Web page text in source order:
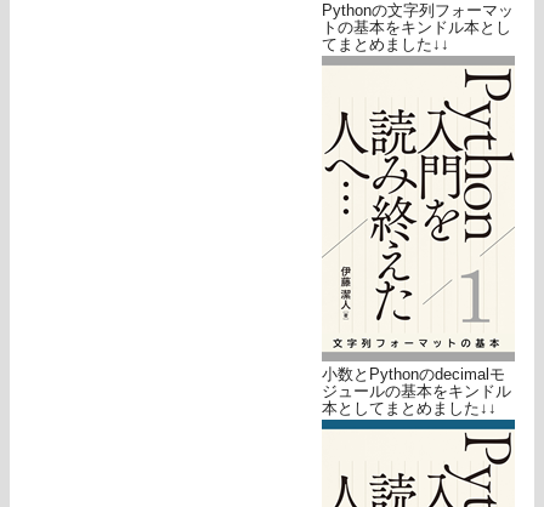
Pythonの文字列フォーマッ
トの基本をキンドル本とし
てまとめました↓↓
小数とPythonのdecimalモ
ジュールの基本をキンドル
本としてまとめました↓↓